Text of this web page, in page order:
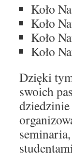
Koło
Koło
Koło
Koło
Dzięki
swoich